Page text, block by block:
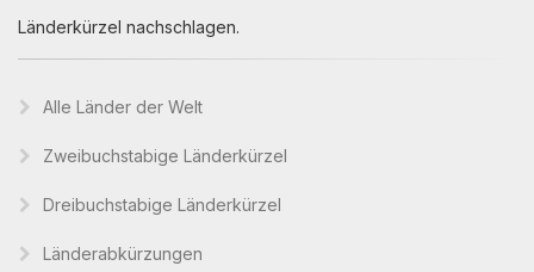
Länderkürzel nachschlagen.
Alle Länder der Welt
Zweibuchstabige Länderkürzel
Dreibuchstabige Länderkürzel
Länderabkürzungen